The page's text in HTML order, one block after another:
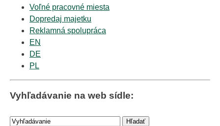
Voľné pracovné miesta
Dopredaj majetku
Reklamná spolupráca
EN
DE
PL
Vyhľadávanie na web sídle: